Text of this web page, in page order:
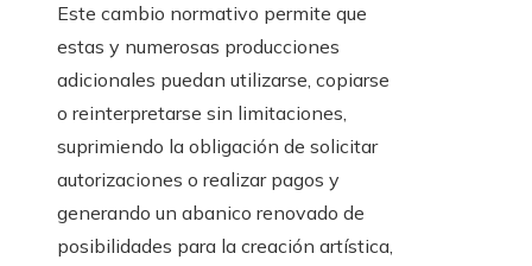
Este cambio normativo permite que
estas y numerosas producciones
adicionales puedan utilizarse, copiarse
o reinterpretarse sin limitaciones,
suprimiendo la obligación de solicitar
autorizaciones o realizar pagos y
generando un abanico renovado de
posibilidades para la creación artística,